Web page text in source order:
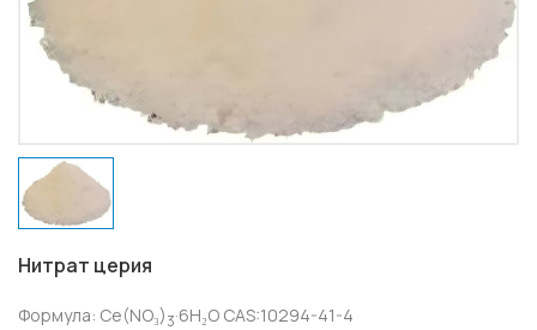
Нитрат церия
Формула: Ce(NO₃) 3·6H₂O CAS:10294-41-4